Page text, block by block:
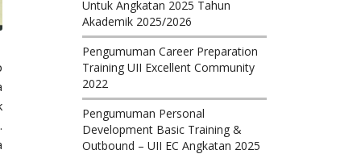
Untuk Angkatan 2025 Tahun
Akademik 2025/2026
Pengumuman Career Preparation
Training UII Excellent Community
2022
Pengumuman Personal
Development Basic Training &
Outbound – UII EC Angkatan 2025